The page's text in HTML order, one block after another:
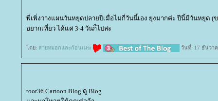
พี่เพิ่งวางแผนวันหยุดปลายปีเมื่อไม่กี่วันนี้เอง ยุ่งมากค่ะ ปีนี้มีวันหยุด
อยากเที่ยว ได้แค่ 3-4 วันก็ไปล่ะ
ดย: สายหมอกและก้อนเมฆ วันที่: 17 ธันวาค
toor36 Cartoon Blog ดู Blog